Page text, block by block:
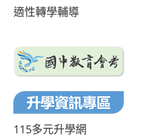
適性轉學輔導
115多元升學網